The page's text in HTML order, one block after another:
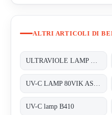
ALTRI ARTICOLI DI
UV-C lamp B410